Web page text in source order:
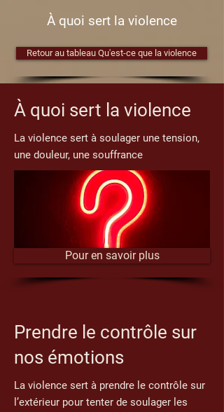
À quoi sert la violence
Retour au tableau Qu'est-ce que la violence
À quoi sert la violence
La violence sert à soulager une tension,
une douleur, une souffrance
Pour en savoir plus
Prendre le contrôle sur
nos émotions
La violence sert à prendre le contrôle sur
l’extérieur pour tenter de soulager les